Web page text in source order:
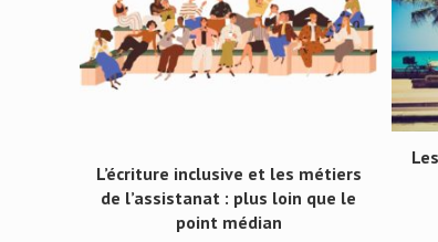
L’écriture inclusive et les métiers
de l’assistanat : plus loin que le
point médian